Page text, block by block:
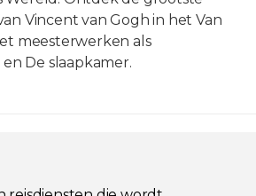
Vincent van Gogh in het Van
meesterwerken als
De slaapkamer.